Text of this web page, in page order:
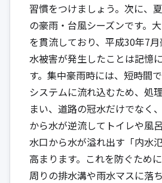
習慣をつけましょう。次に、
の豪雨・台風シーズンです。
を貫流しており、平成30年7
水被害が発生したことは記憶
す。集中豪雨時には、短時間
システムに流れ込むため、処
まい、道路の冠水だけでなく
から水が逆流してトイレや風
水口から水が溢れ出す「内水
高まります。これを防ぐため
周りの排水溝や雨水マスに落